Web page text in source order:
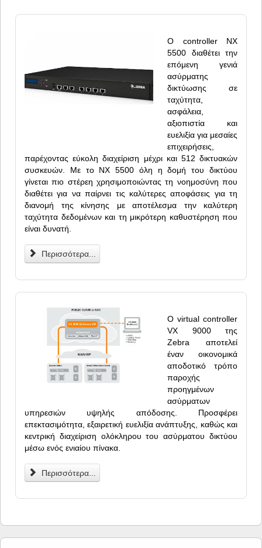
Ο controller NX
5500 διαθέτει την
επόμενη γενιά
ασύρματης
δικτύωσης σε
ταχύτητα,
ασφάλεια,
αξιοπιστία και
ευελιξία για μεσαίες
επιχειρήσεις,
παρέχοντας εύκολη διαχείριση μέχρι και 512 δικτυακών
συσκευών. Με το ΝΧ 5500 όλη η δομή του δικτύου
γίνεται πιο στέρεη χρησιμοποιώντας τη νοημοσύνη που
διαθέτει για να παίρνει τις καλύτερες αποφάσεις για τη
διανομή της κίνησης με αποτέλεσμα την καλύτερη
ταχύτητα δεδομένων και τη μικρότερη καθυστέρηση που
είναι δυνατή.
Περισσότερα...
Ο virtual controller
VX 9000 της
Zebra αποτελεί
έναν οικονομικά
αποδοτικό τρόπο
παροχής
προηγμένων
ασύρματων
υπηρεσιών υψηλής απόδοσης. Προσφέρει
επεκτασιμότητα, εξαιρετική ευελιξία ανάπτυξης, καθώς και
κεντρική διαχείριση ολόκληρου του ασύρματου δικτύου
μέσω ενός ενιαίου πίνακα.
Περισσότερα...